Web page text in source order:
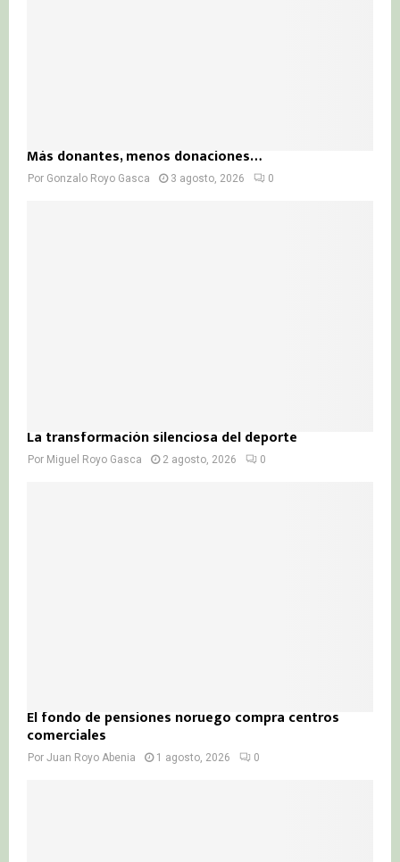
Más donantes, menos donaciones…
Por Gonzalo Royo Gasca 3 agosto, 2026 0
La transformación silenciosa del deporte
Por Miguel Royo Gasca 2 agosto, 2026 0
El fondo de pensiones noruego compra centros
comerciales
Por Juan Royo Abenia 1 agosto, 2026 0